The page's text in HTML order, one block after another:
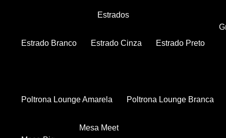
Estrados
Estrado Branco Estrado Cinza Estrado Preto
Poltrona Lounge Amarela Poltrona Lounge Branca
Mesa Meet